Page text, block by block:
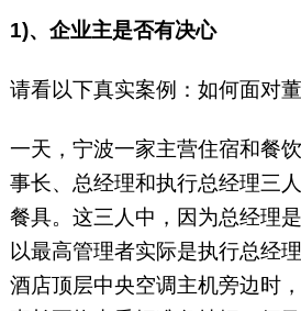
1)、企业主是否有决心
请看以下真实案例：如何面对董
一天，宁波一家主营住宿和餐
事长、总经理和执行总经理三
餐具。这三人中，因为总经理
以最高管理者实际是执行总经
酒店顶层中央空调主机旁边时